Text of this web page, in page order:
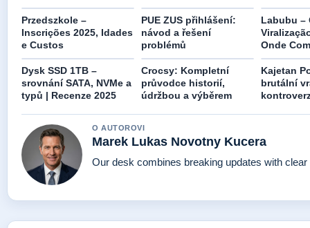
Przedszkole –
Inscrições 2025, Idades
e Custos
PUE ZUS přihlášení:
návod a řešení
problémů
Labubu –
Onde
Dysk SSD 1TB –
srovnání SATA, NVMe a
typů | Recenze 2025
Crocsy: Kompletní
průvodce historií,
údržbou a výběrem
Kajetan
brutální
O AUTOROVI
Marek Lukas Novotny Kucera
Our desk combines breaking updates with